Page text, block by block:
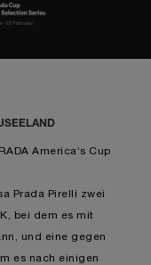
America‘s Cup
Prada Pirelli zwei
bei dem es mit
und eine gegen
es nach einigen